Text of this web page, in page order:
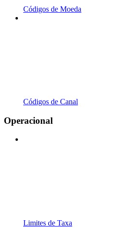
Códigos de Moeda
Códigos de Canal
Operacional
Limites de Taxa